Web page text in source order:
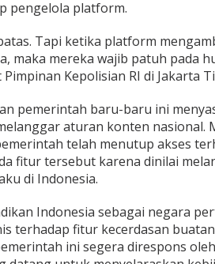
pengelola platform.
Tapi ketika platform
maka mereka wajib patuh pada
Kepolisian RI di Jakarta
pemerintah baru-baru ini
aturan konten nasional.
telah menutup akses
fitur tersebut karena dinilai
di Indonesia.
Indonesia sebagai negara
terhadap fitur kecerdasan
ini segera direspons